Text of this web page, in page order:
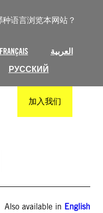
语言浏览本网站？
FRANÇAIS
العربية
РУССКИЙ
加入我们
Also available in English